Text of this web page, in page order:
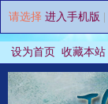
请选择 进入手机版
设为首页 收藏本站